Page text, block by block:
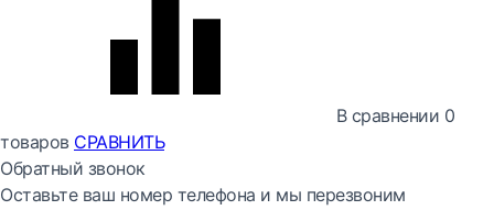
В сравнении 0
товаров СРАВНИТЬ
Обратный звонок
Оставьте ваш номер телефона и мы перезвоним